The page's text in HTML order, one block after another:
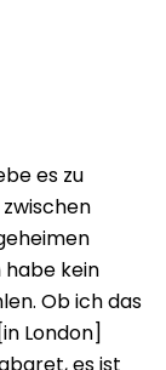
es zu
habe kein
Ob ich das
London]
es ist